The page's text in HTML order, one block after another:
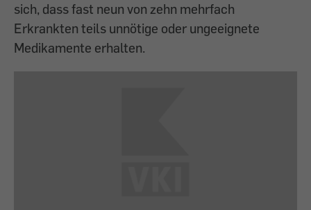
sich, dass fast neun von zehn mehrfach
Erkrankten teils unnötige oder ungeeignete
Medikamente erhalten.